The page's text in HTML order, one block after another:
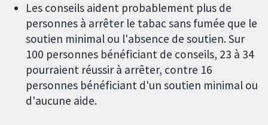
Les conseils aident probablement plus de
personnes à arrêter le tabac sans fumée que le
soutien minimal ou l'absence de soutien. Sur
100 personnes bénéficiant de conseils, 23 à 34
pourraient réussir à arrêter, contre 16
personnes bénéficiant d'un soutien minimal ou
d'aucune aide.